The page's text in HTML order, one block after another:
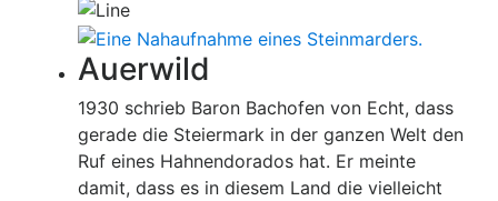
Auerwild
1930 schrieb Baron Bachofen von Echt, dass
gerade die Steiermark in der ganzen Welt den
Ruf eines Hahnendorados hat. Er meinte
damit, dass es in diesem Land die vielleicht